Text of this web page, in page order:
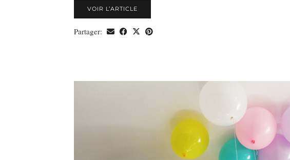
VOIR L’ARTICLE
Partager: